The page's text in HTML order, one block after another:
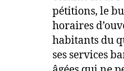
pétitions, le
horaires
habitants du
ses services